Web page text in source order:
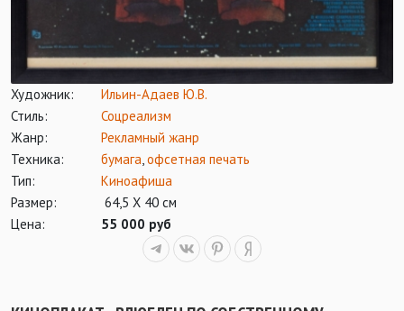
Художник:
Ильин-Адаев Ю.В.
Стиль:
Соцреализм
Жанр:
Рекламный жанр
Техника:
бумага,офсетная печать
Тип:
Киноафиша
Размер:
64,5 Х 40 см
Цена:
55 000 руб